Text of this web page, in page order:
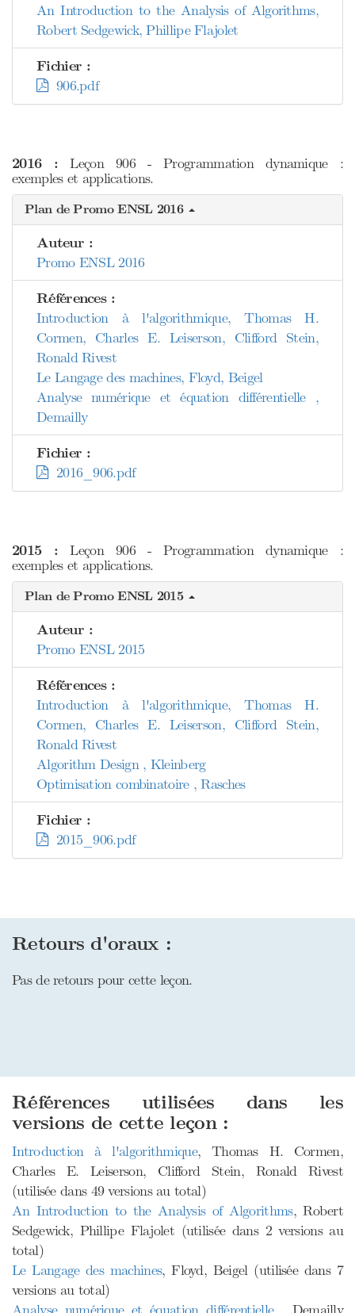
An Introduction to the Analysis of Algorithms,
Robert Sedgewick, Phillipe Flajolet
Fichier :
906.pdf
2016 : Leçon 906 - Programmation dynamique :
exemples et applications.
Plan de Promo ENSL 2016
Auteur :
Promo ENSL 2016
Références :
Introduction à l'algorithmique, Thomas H.
Cormen, Charles E. Leiserson, Clifford Stein,
Ronald Rivest
Le Langage des machines, Floyd, Beigel
Analyse numérique et équation différentielle ,
Demailly
Fichier :
2016_906.pdf
2015 : Leçon 906 - Programmation dynamique :
exemples et applications.
Plan de Promo ENSL 2015
Auteur :
Promo ENSL 2015
Références :
Introduction à l'algorithmique, Thomas H.
Cormen, Charles E. Leiserson, Clifford Stein,
Ronald Rivest
Algorithm Design , Kleinberg
Optimisation combinatoire , Rasches
Fichier :
2015_906.pdf
Retours d'oraux :
Pas de retours pour cette leçon.
Références utilisées dans les
versions de cette leçon :
Introduction à l'algorithmique, Thomas H. Cormen,
Charles E. Leiserson, Clifford Stein, Ronald Rivest
(utilisée dans 49 versions au total)
An Introduction to the Analysis of Algorithms, Robert
Sedgewick, Phillipe Flajolet (utilisée dans 2 versions au
total)
Le Langage des machines, Floyd, Beigel (utilisée dans 7
versions au total)